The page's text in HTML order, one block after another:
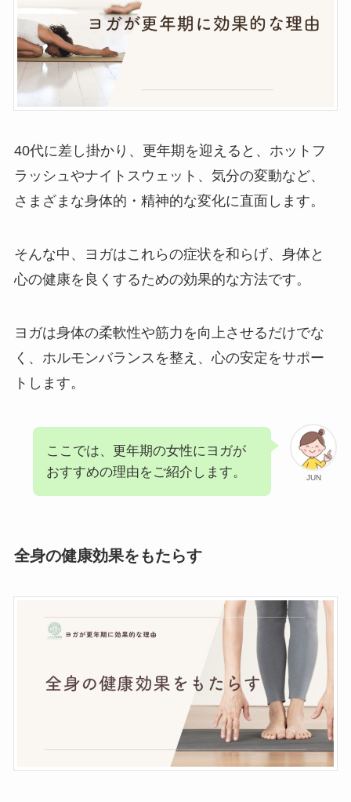
40代に差し掛かり、更年期を迎えると、ホットフ
ラッシュやナイトスウェット、気分の変動など、
さまざまな身体的・精神的な変化に直面します。
そんな中、ヨガはこれらの症状を和らげ、身体と
心の健康を良くするための効果的な方法です。
ヨガは身体の柔軟性や筋力を向上させるだけでな
く、ホルモンバランスを整え、心の安定をサポー
トします。
JUN
ここでは、更年期の女性にヨガが
おすすめの理由をご紹介します。
全身の健康効果をもたらす